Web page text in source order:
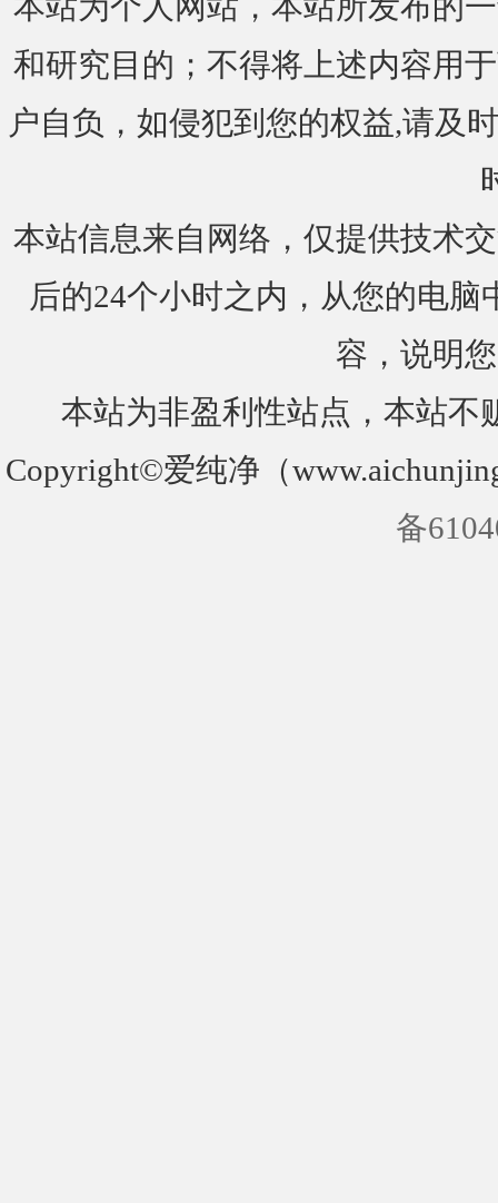
和研究目的；不得将上述内容用
户自负，如侵犯到您的权益,请及
本站信息来自网络，仅提供技术
后的24个小时之内，从您的电
容，说明
本站为非盈利性站点，本站不
Copyright©爱纯净（
备